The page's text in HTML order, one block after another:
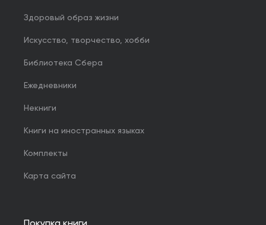
Здоровый образ жизни
Искусство, творчество, хобби
Библиотека Сбера
Ежедневники
Некниги
Книги на иностранных языках
Комплекты
Карта сайта